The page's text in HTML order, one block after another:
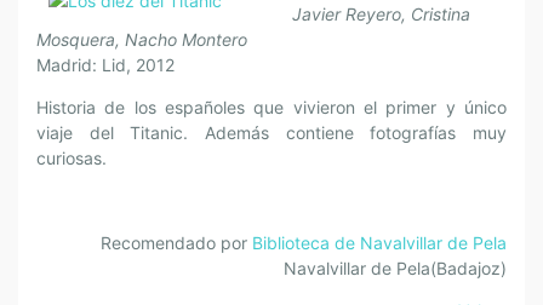
Javier Reyero, Cristina
Mosquera, Nacho Montero
Madrid: Lid, 2012
Historia de los españoles que vivieron el primer y único
viaje del Titanic. Además contiene fotografías muy
curiosas.
Recomendado por Biblioteca de Navalvillar de Pela
Navalvillar de Pela(Badajoz)